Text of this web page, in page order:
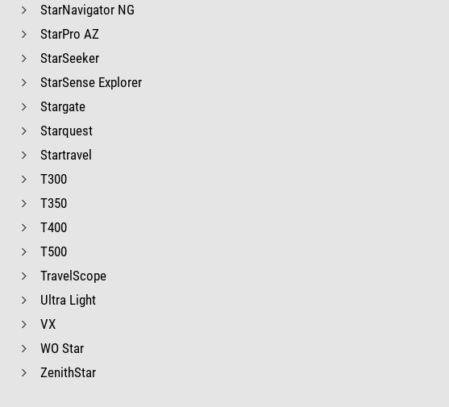
StarNavigator NG
StarPro AZ
StarSeeker
StarSense Explorer
Stargate
Starquest
Startravel
T300
T350
T400
T500
TravelScope
Ultra Light
VX
WO Star
ZenithStar